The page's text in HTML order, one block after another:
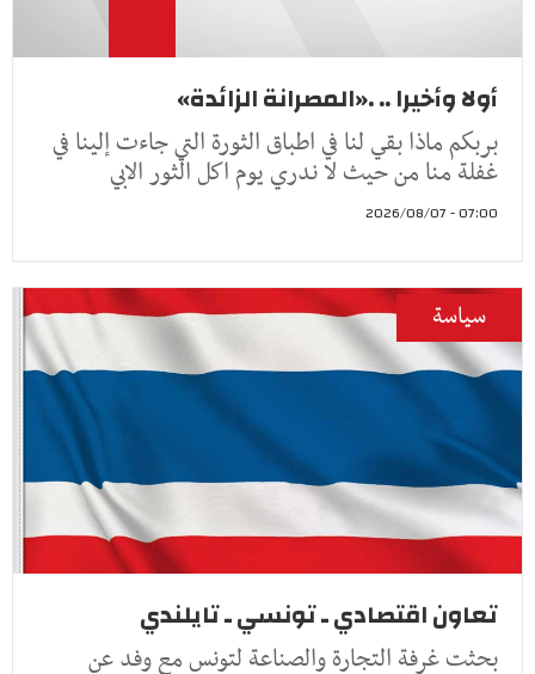
أولا وأخيرا .. .«المصرانة الزائدة»
بربكم ماذا بقي لنا في اطباق الثورة التي جاءت إلينا في
غفلة منا من حيث لا ندري يوم اكل الثور الابي
07:00 - 2026/08/07
سياسة
تعاون اقتصادي ـ تونسي ـ تايلندي
بحثت غرفة التجارة والصناعة لتونس مع وفد عن